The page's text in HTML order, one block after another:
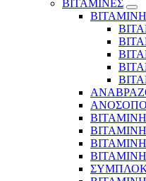
ΒΙΤΑΜΙΝΕΣ